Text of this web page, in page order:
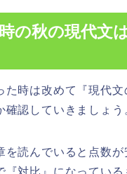
の秋の現代文
た時は改めて『現代文
確認していきましょう
を読んでいると点数